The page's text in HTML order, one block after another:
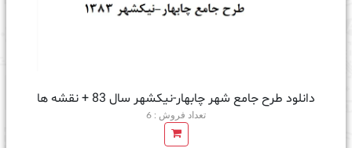
دانلود طرح جامع شهر چابهار-نیکشهر سال 83 + نقشه ها
تعداد فروش : 6